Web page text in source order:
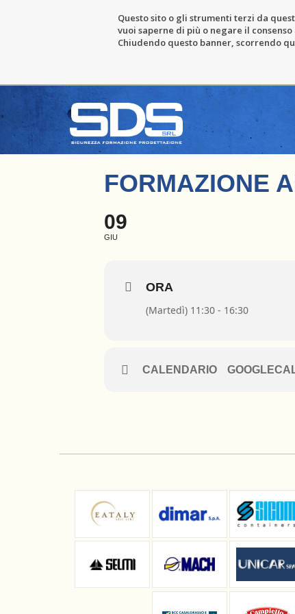
Questo sito o gli strumenti terzi da
vuoi saperne di più o negare il
Chiudendo questo banner, scorrendo
FORMAZIONE
09
GIU
ORA
(Martedì) 11:30 - 16:30
CALENDARIO